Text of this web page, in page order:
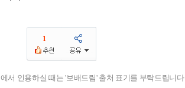
1
서 인용하실 때는 '보배드림' 출처 표기를 부탁드립니다